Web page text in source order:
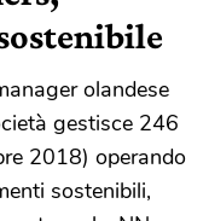
olandese
gestisce 246
2018) operando
sostenibili,